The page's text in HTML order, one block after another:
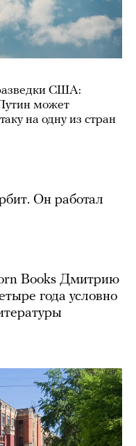
США:
может
на одну из стран
Он работал
Books Дмитрию
года условно